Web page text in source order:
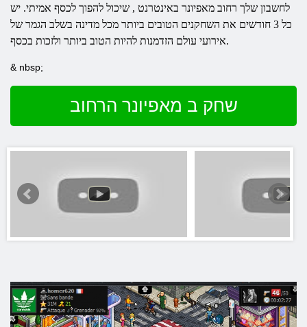
לחשבון שלך רחוב מאפיונר באינטרנט , שיכול להפוך לכסף אמיתי. יש
כל 3 חודשים את השחקנים הטובים ביותר מכל מדינה בשלב הגמר של
אירועי עולם הזדמנות להיות הטוב ביותר ולזכות בכסף.
& nbsp;
שחק ב מאפיונר הרחוב